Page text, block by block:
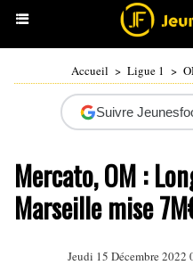
Accueil > Ligue 1 >
Suivre
Mercato, OM :
Marseille mise
Jeudi 15 Décembre 2022